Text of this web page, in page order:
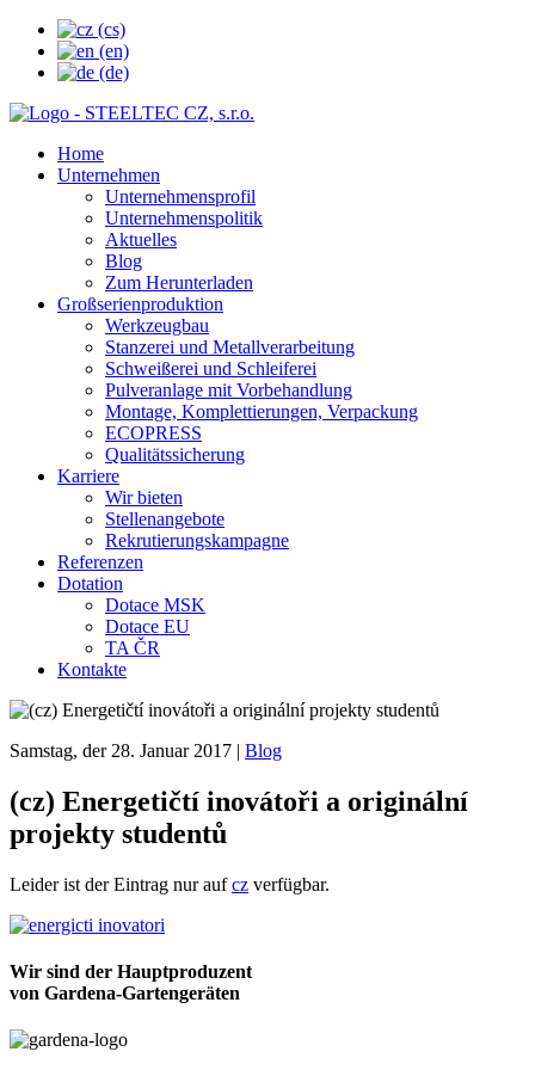
Home
Unternehmen
Unternehmensprofil
Unternehmenspolitik
Aktuelles
Blog
Zum Herunterladen
Großserienproduktion
Werkzeugbau
Stanzerei und Metallverarbeitung
Schweißerei und Schleiferei
Pulveranlage mit Vorbehandlung
Montage, Komplettierungen, Verpackung
ECOPRESS
Qualitätssicherung
Karriere
Wir bieten
Stellenangebote
Rekrutierungskampagne
Referenzen
Dotation
Dotace MSK
Dotace EU
TA ČR
Kontakte
Samstag, der 28. Januar 2017 | Blog
(cz) Energetičtí inovátoři a originální
projekty studentů
Leider ist der Eintrag nur aufcz verfügbar.
Wir sind der Hauptproduzent
von Gardena-Gartengeräten